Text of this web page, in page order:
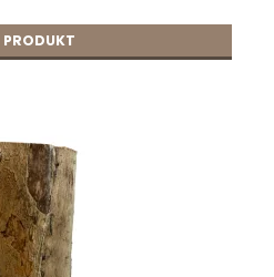
20x16,5 cm pr. stk.
PRODUKT